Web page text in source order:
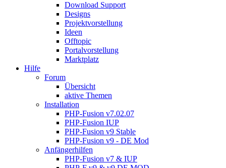
Download Support
Designs
Projektvorstellung
Ideen
Offtopic
Portalvorstellung
Marktplatz
Hilfe
Forum
Übersicht
aktive Themen
Installation
PHP-Fusion v7.02.07
PHP-Fusion IUP
PHP-Fusion v9 Stable
PHP-Fusion v9 - DE Mod
Anfängerhilfen
PHP-Fusion v7 & IUP